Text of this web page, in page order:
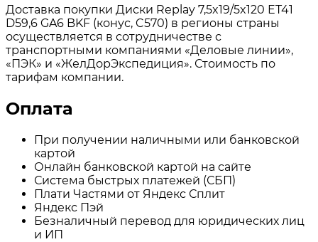
Доставка покупки Диски Replay 7,5x19/5x120 ET41
D59,6 GA6 BKF (конус, C570) в регионы страны
осуществляется в сотрудничестве с
транспортными компаниями «Деловые линии»,
«ПЭК» и «ЖелДорЭкспедиция». Стоимость по
тарифам компании.
Оплата
При получении наличными или банковской
картой
Онлайн банковской картой на сайте
Система быстрых платежей (СБП)
Плати Частями от Яндекс Сплит
Яндекс Пэй
Безналичный перевод для юридических лиц
и ИП